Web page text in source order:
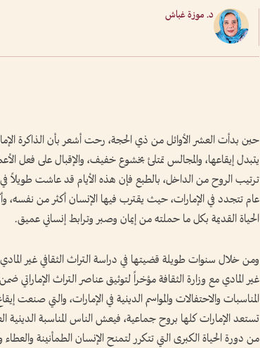
د. موزة غباش
حين بدأت العشر الأوائل من ذي الحجة، رحت أشعر بأن الذاكرة
يتبدل إيقاعها، والمجالس تمتلئ بخشوع خفيف، والإقبال على فعل
ترتيب الروح من الداخل، بالطبع فإن هذه الأيام قد عاشت طويلاً في
عام تتجدد في الإمارات، حيث يقترب فيها الإنسان أكثر من نفسه،
الحياة القديمة بكل ما حملته من إيمان وصبر وترابط إنساني عميق.
ومن خلال سنوات طويلة قضيتها في دراسة التراث الثقافي غير
غير المادي مع وزارة الثقافة مؤخراً لتوثيق عناصر التراث
المناسبات والاحتفالات والمواسم الدينية في الإمارات، والتي صنعت
تستعد الإمارات كلها بروح جماعية، فيعش الناس المناسبة الدينية
من دورة الحياة الكبرى التي تتكرر لتمنح الإنسان الطمأنينة